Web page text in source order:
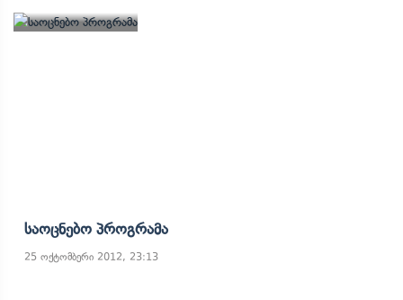
Საოცნებო Პროგრამა
25 ოქტომბერი 2012, 23:13